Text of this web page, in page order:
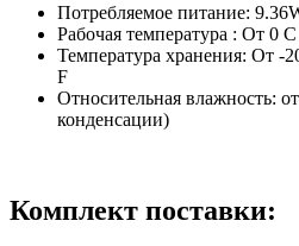
Потребляемое питание:
Рабочая температура : От 0
Температура хранения: От -
F
Относительная влажность:
конденсации)
Комплект поставки: